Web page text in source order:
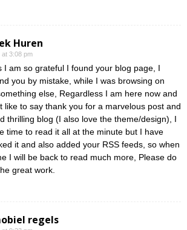
Huren
at 3:08 pm
I am so grateful I found your blog page, I
you by mistake, while I was browsing on
else, Regardless I am here now and
like to say thank you for a marvelous post and
thrilling blog (I also love the theme/design), I
time to read it all at the minute but I have
it and also added your RSS feeds, so when
I will be back to read much more, Please do
great work.
regels